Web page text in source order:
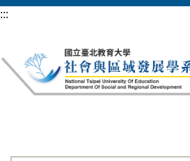
跳
要
內
:::